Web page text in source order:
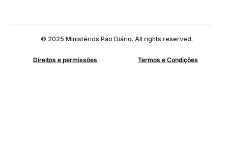
© 2025 Ministérios Pão Diário. All rights reserved.
Direitos e permissões Termos e Condições